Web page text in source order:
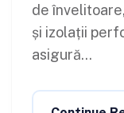
de
și izolații
asigură...